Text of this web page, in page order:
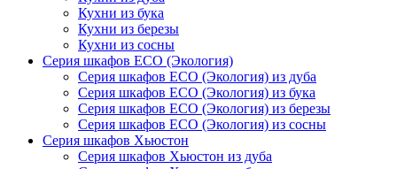
Кухни из бука
Кухни из березы
Кухни из сосны
Серия шкафов ECO (Экология)
Серия шкафов ECO (Экология) из дуба
Серия шкафов ECO (Экология) из бука
Серия шкафов ECO (Экология) из березы
Серия шкафов ECO (Экология) из сосны
Серия шкафов Хьюстон
Серия шкафов Хьюстон из дуба